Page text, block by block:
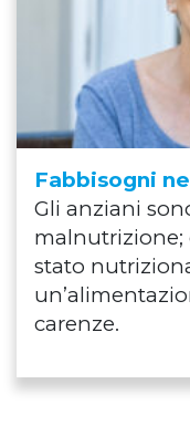
Fabbisogni
Gli anziani
malnutrizione;
stato
carenze.